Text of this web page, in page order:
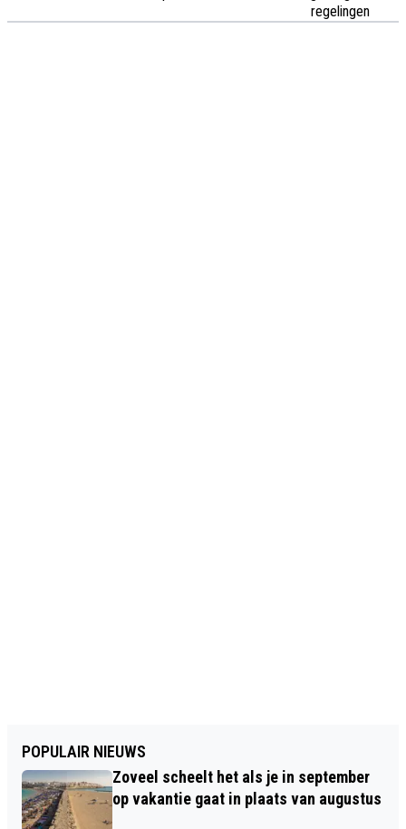
regelingen
POPULAIR NIEUWS
Zoveel scheelt het als je in september
op vakantie gaat in plaats van augustus